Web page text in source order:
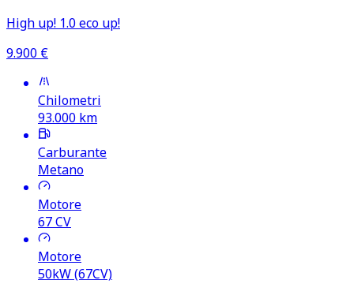
High up! 1.0 eco up!
9.900 €
Chilometri
93.000 km
Carburante
Metano
Motore
67CV
Motore
50kW (67CV)